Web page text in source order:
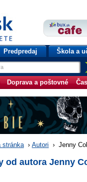
Predpredaj Škola a
Doprava a poštovné
stránka › Autori › Jenny
od autora Jenny